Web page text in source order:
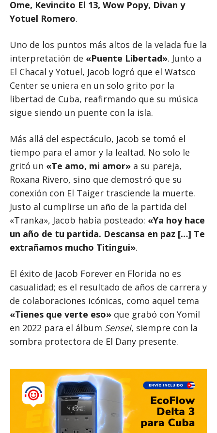
Ome, Kevincito El 13, Wow Popy, Divan y
Yotuel Romero.
Uno de los puntos más altos de la velada fue la
interpretación de «Puente Libertad». Junto a
El Chacal y Yotuel, Jacob logró que el Watsco
Center se uniera en un solo grito por la
libertad de Cuba, reafirmando que su música
sigue siendo un puente con la isla.
Más allá del espectáculo, Jacob se tomó el
tiempo para el amor y la lealtad. No solo le
gritó un «Te amo, mi amor» a su pareja,
Roxana Rivero, sino que demostró que su
conexión con El Taiger trasciende la muerte.
Justo al cumplirse un año de la partida del
«Tranka», Jacob había posteado: «Ya hoy hace
un año de tu partida. Descansa en paz […] Te
extrañamos mucho Titingui».
El éxito de Jacob Forever en Florida no es
casualidad; es el resultado de años de carrera y
de colaboraciones icónicas, como aquel tema
«Tienes que verte eso» que grabó con Yomil
en 2022 para el álbum Sensei, siempre con la
sombra protectora de El Dany presente.